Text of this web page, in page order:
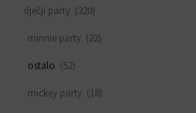
dječji party (320)
minnie party (22)
ostalo (52)
mickey party (18)